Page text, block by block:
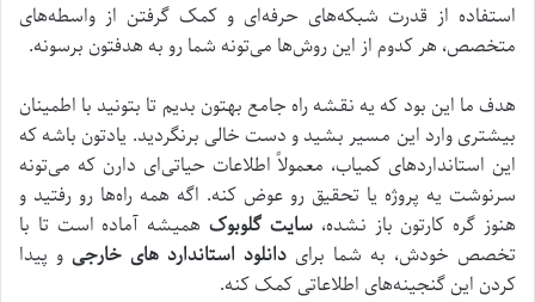
استفاده از قدرت شبکه‌های حرفه‌ای و کمک گرفتن از واسطه‌های
متخصص، هر کدوم از این روش‌ها می‌تونه شما رو به هدفتون برسونه.
هدف ما این بود که یه نقشه راه جامع بهتون بدیم تا بتونید با اطمینان
بیشتری وارد این مسیر بشید و دست خالی برنگردید. یادتون باشه که
این استانداردهای کمیاب، معمولاً اطلاعات حیاتی‌ای دارن که می‌تونه
سرنوشت یه پروژه یا تحقیق رو عوض کنه. اگه همه راه‌ها رو رفتید و
هنوز گره کارتون باز نشده،سایت گلوبوکهمیشه آماده‌ است تا با
تخصص خودش، به شما برای دانلود استاندارد های خارجی و پیدا
کردن این گنجینه‌های اطلاعاتی کمک کنه.